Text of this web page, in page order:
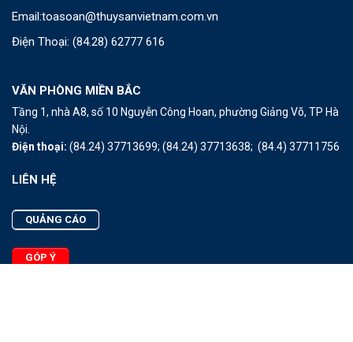
Email:toasoan@thuysanvietnam.com.vn
Điện Thoại: (84.28) 62777 616
VĂN PHÒNG MIỀN BẮC
Tầng 1, nhà A8, số 10 Nguyễn Công Hoan, phường Giảng Võ, TP Hà
Nội.
Điện thoại: (84.24) 37713699; (84.24) 37713638; (84.4) 37711756
LIÊN HỆ
QUẢNG CÁO
GÓP Ý